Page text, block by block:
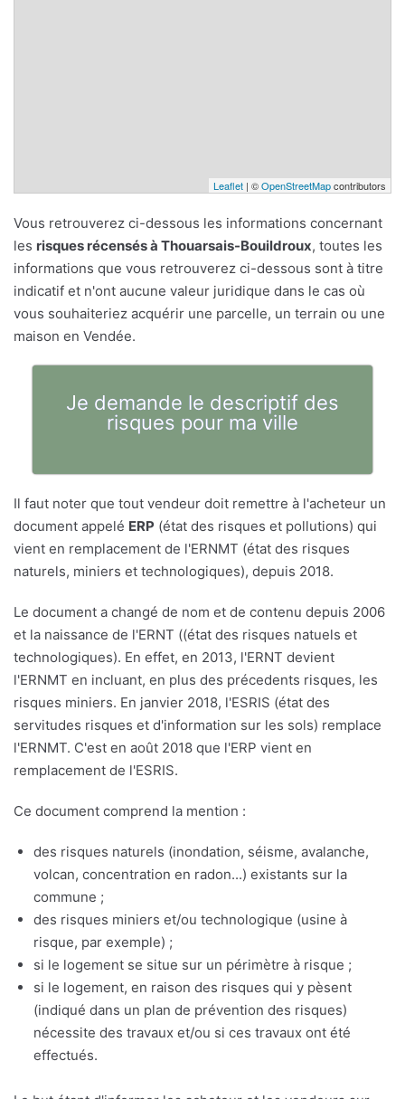
Leaflet | ©OpenStreetMapcontributors
Vous retrouverez ci-dessous les informations concernant
les risques récensés à Thouarsais-Bouildroux, toutes les
informations que vous retrouverez ci-dessous sont à titre
indicatif et n'ont aucune valeur juridique dans le cas où
vous souhaiteriez acquérir une parcelle, un terrain ou une
maison en Vendée.
Je demande le descriptif des
risques pour ma ville
Il faut noter que tout vendeur doit remettre à l'acheteur un
document appelé ERP (état des risques et pollutions) qui
vient en remplacement de l'ERNMT (état des risques
naturels, miniers et technologiques), depuis 2018.
Le document a changé de nom et de contenu depuis 2006
et la naissance de l'ERNT ((état des risques natuels et
technologiques). En effet, en 2013, l'ERNT devient
l'ERNMT en incluant, en plus des précedents risques, les
risques miniers. En janvier 2018, l'ESRIS (état des
servitudes risques et d'information sur les sols) remplace
l'ERNMT. C'est en août 2018 que l'ERP vient en
remplacement de l'ESRIS.
Ce document comprend la mention :
des risques naturels (inondation, séisme, avalanche,
volcan, concentration en radon...) existants sur la
commune ;
des risques miniers et/ou technologique (usine à
risque, par exemple) ;
si le logement se situe sur un périmètre à risque ;
si le logement, en raison des risques qui y pèsent
(indiqué dans un plan de prévention des risques)
nécessite des travaux et/ou si ces travaux ont été
effectués.